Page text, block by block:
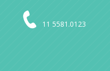
11 5581.0123